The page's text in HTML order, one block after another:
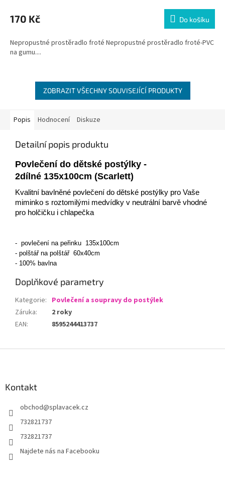
170 Kč Do košíku
Nepropustné prostěradlo froté Nepropustné prostěradlo froté-PVC
na gumu....
ZOBRAZIT VŠECHNY SOUVISEJÍCÍ PRODUKTY
Popis Hodnocení Diskuze
Detailní popis produktu
Povlečení do dětské postýlky -
2dílné 135x100cm (Scarlett)
Kvalitní bavlněné povlečení do dětské postýlky pro Vaše
miminko s roztomilými medvídky v neutrální barvě vhodné
pro holčičku i chlapečka
- povlečení na peřinku 135x100cm
- polštář na polštář 60x40cm
- 100% bavlna
Doplňkové parametry
Kategorie: Povlečení a soupravy do postýlek
Záruka:
2 roky
EAN: 8595244413737
Kontakt
obchod@splavacek.cz
732821737
732821737
Najdete nás na Facebooku